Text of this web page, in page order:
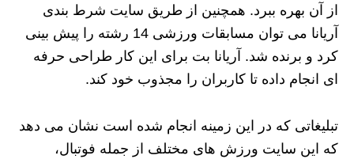
از آن بهره ببرد. همچنین از طریق سایت شرط بندی
آریانا می توان مسابقات ورزشی 14 رشته را پیش بینی
کرد و برنده شد. آریانا بت برای این کار طراحی حرفه
ای انجام داده تا کاربران را مجذوب خود کند.
تبلیغاتی که در این زمینه انجام شده است نشان می دهد
که این سایت ورزش های مختلف از جمله فوتبال،